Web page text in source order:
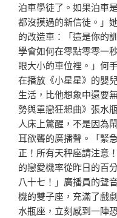
泊車學徒了。如果泊車
都沒摸過的新信徒。」
的改造車：「這是你的
學會如何在零點零零一
眼大小的車位裡。」何
在播放《小星星》的嬰
生活，比他想象中還要
勢與單戀狂想曲》張水
人床上驚醒，不是因為
耳欲聾的廣播聲。「緊
正！所有天秤座請注意
的戀愛機率從昨日的百
八十七！」廣播員的聲
機的雙子座，充滿了戲
水瓶座，立刻感到一陣